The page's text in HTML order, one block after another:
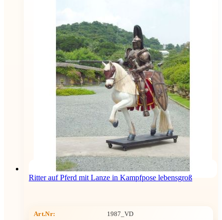
Ritter auf Pferd mit Lanze in Kampfpose lebensgroß
Art.Nr: 1987_VD